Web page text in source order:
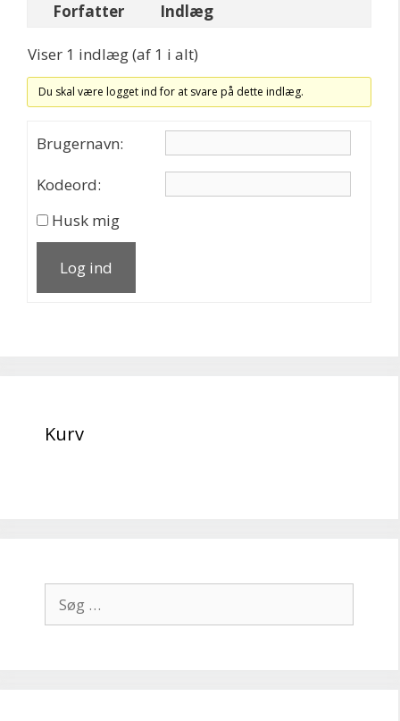
Forfatter
Indlæg
Viser 1 indlæg (af 1 i alt)
Du skal være logget ind for at svare på dette indlæg.
Brugernavn:
Kodeord:
Husk mig
Log ind
Kurv
efter: